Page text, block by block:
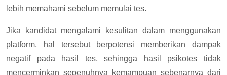
lebih memahami sebelum memulai tes.
Jika kandidat mengalami kesulitan dalam menggunakan
platform, hal tersebut berpotensi memberikan dampak
negatif pada hasil tes, sehingga hasil psikotes tidak
mencerminkan sepenuhnya kemampuan sebenarnya dari